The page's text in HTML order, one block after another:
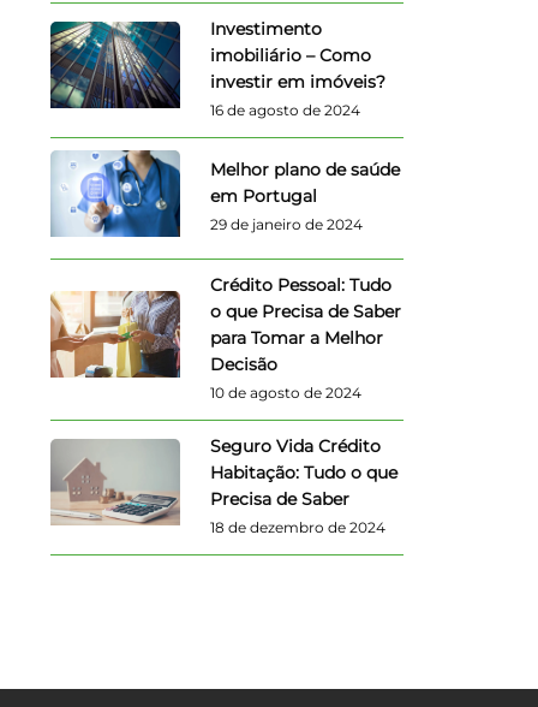
Investimento
imobiliário – Como
investir em imóveis?
16 de agosto de 2024
Melhor plano de saúde
em Portugal
29 de janeiro de 2024
Crédito Pessoal: Tudo
o que Precisa de Saber
para Tomar a Melhor
Decisão
10 de agosto de 2024
Seguro Vida Crédito
Habitação: Tudo o que
Precisa de Saber
18 de dezembro de 2024